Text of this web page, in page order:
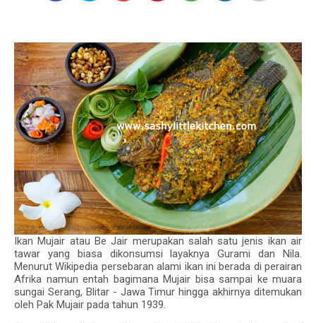
Ikan Mujair atau Be Jair merupakan salah satu jenis ikan air
tawar yang biasa dikonsumsi layaknya Gurami dan Nila.
Menurut Wikipedia persebaran alami ikan ini berada di perairan
Afrika namun entah bagimana Mujair bisa sampai ke muara
sungai Serang, Blitar - Jawa Timur hingga akhirnya ditemukan
oleh Pak Mujair pada tahun 1939.